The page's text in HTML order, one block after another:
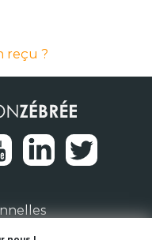
reçu ?